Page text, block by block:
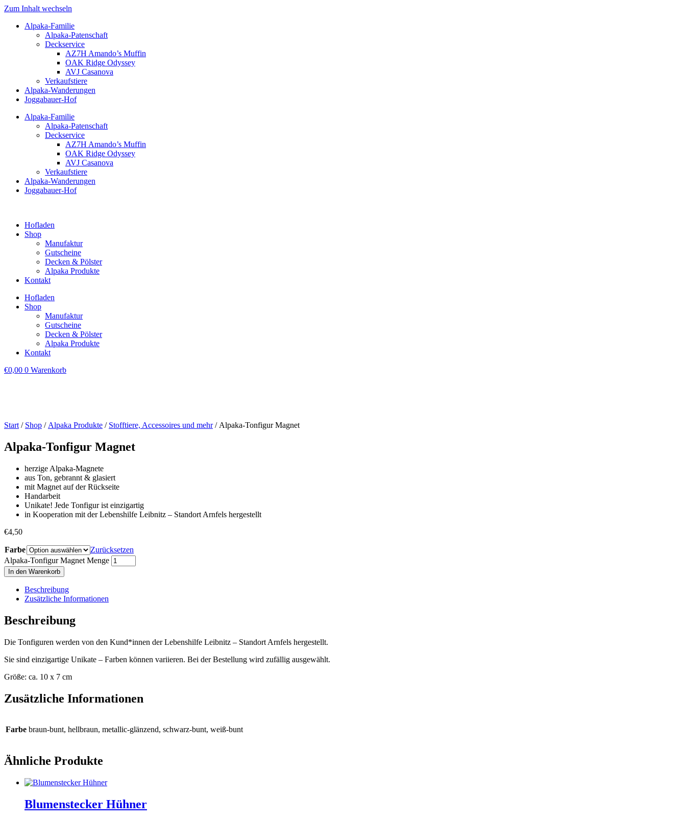
Zum Inhalt wechseln
Alpaka-Familie
Alpaka-Patenschaft
Deckservice
AZ7H Amando’s Muffin
OAK Ridge Odyssey
AVJ Casanova
Verkaufstiere
Alpaka-Wanderungen
Joggabauer-Hof
Alpaka-Familie
Alpaka-Patenschaft
Deckservice
AZ7H Amando’s Muffin
OAK Ridge Odyssey
AVJ Casanova
Verkaufstiere
Alpaka-Wanderungen
Joggabauer-Hof
Hofladen
Shop
Manufaktur
Gutscheine
Decken & Pölster
Alpaka Produkte
Kontakt
Hofladen
Shop
Manufaktur
Gutscheine
Decken & Pölster
Alpaka Produkte
Kontakt
€0,00 0 Warenkorb
Start / Shop / Alpaka Produkte / Stofftiere, Accessoires und mehr/ Alpaka-Tonfigur Magnet
Alpaka-Tonfigur Magnet
herzige Alpaka-Magnete
aus Ton, gebrannt & glasiert
mit Magnet auf der Rückseite
Handarbeit
Unikate! Jede Tonfigur ist einzigartig
in Kooperation mit der Lebenshilfe Leibnitz – Standort Arnfels hergestellt
€4,50
Farbe
Zurücksetzen
Alpaka-Tonfigur Magnet Menge
In den Warenkorb
Beschreibung
Zusätzliche Informationen
Beschreibung
Die Tonfiguren werden von den Kund*innen der Lebenshilfe Leibnitz – Standort Arnfels hergestellt.
Sie sind einzigartige Unikate – Farben können variieren. Bei der Bestellung wird zufällig ausgewählt.
Größe: ca. 10 x 7 cm
Zusätzliche Informationen
Farbe braun-bunt, hellbraun, metallic-glänzend, schwarz-bunt, weiß-bunt
Ähnliche Produkte
Blumenstecker Hühner